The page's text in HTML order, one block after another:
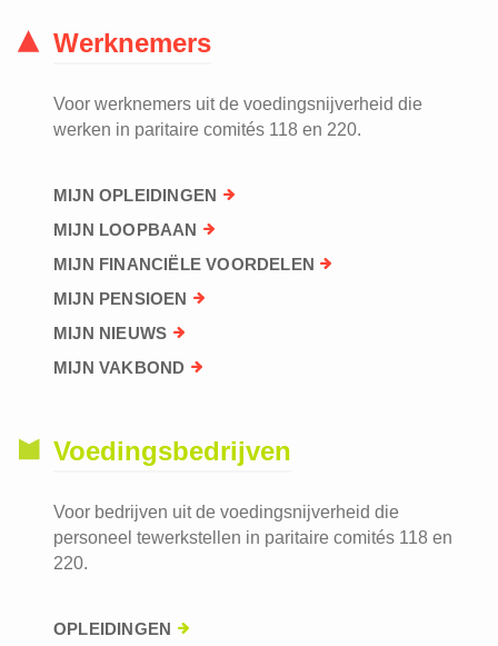
Werknemers
Voor werknemers uit de voedingsnijverheid die
werken in paritaire comités 118 en 220.
MIJN OPLEIDINGEN
MIJN LOOPBAAN
MIJN FINANCIËLE VOORDELEN
MIJN PENSIOEN
MIJN NIEUWS
MIJN VAKBOND
Voedingsbedrijven
Voor bedrijven uit de voedingsnijverheid die
personeel tewerkstellen in paritaire comités 118 en
220.
OPLEIDINGEN